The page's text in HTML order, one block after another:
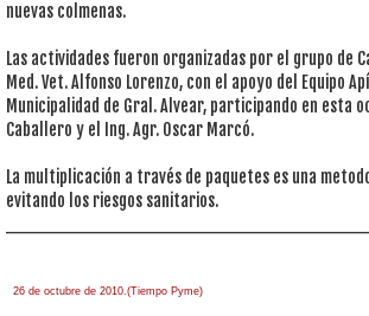
nuevas colmenas.
Las actividades fueron organizadas por el grupo de
Med. Vet. Alfonso Lorenzo, con el apoyo del Equipo
Municipalidad de Gral. Alvear, participando en esta
Caballero y el Ing. Agr. Oscar Marcó.
La multiplicación a través de paquetes es una
evitando los riesgos sanitarios.
26 de octubre de 2010.(Tiempo Pyme)